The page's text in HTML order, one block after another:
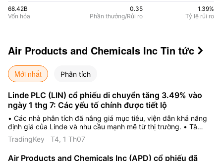
68.42B
Vốn hóa
0.35
Phần thưởng/Rủi ro
1.39%
Tỷ lệ rủi ro
Air Products and Chemicals Inc Tin tức 
Mới nhất Phân tích
Linde PLC (LIN) cổ phiếu di chuyển tăng 3.49% vào
ngày 1 thg 7: Các yếu tố chính được tiết lộ
• Các nhà phân tích đã nâng giá mục tiêu, viện dẫn khả năng
định giá của Linde và nhu cầu mạnh mẽ từ thị trường. • Tâm
lý lạc quan trên thị trường gia tăng trước thềm kỳ công bố
báo cáo tài chính quý 2 dự kiến diễn ra trong tháng này. • Mô
TradingKey T4, 1 Th07
Air Products and Chemicals Inc (APD) cổ phiếu đã